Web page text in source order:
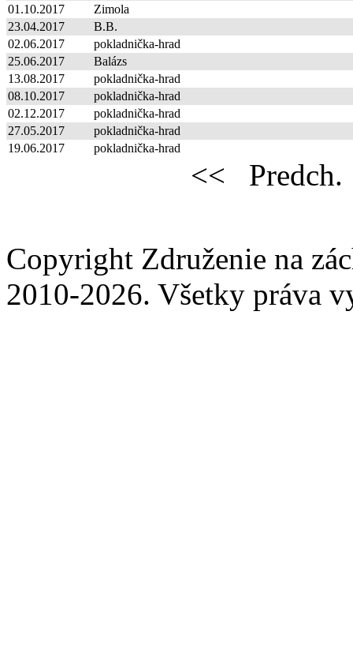
01.10.2017
Zimola
23.04.2017
B.B.
02.06.2017
pokladnička-hrad
25.06.2017
Balázs
13.08.2017
pokladnička-hrad
08.10.2017
pokladnička-hrad
02.12.2017
pokladnička-hrad
27.05.2017
pokladnička-hrad
19.06.2017
pokladnička-hrad
<< Predch.
Copyright Združenie na
2010-2026. Všetky práva